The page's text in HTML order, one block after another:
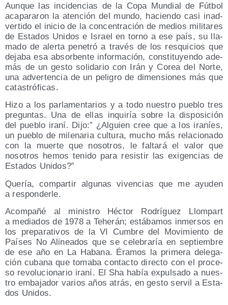
Aun­que las inci­den­cias de la Copa Mun­dial de Fút­bol
aca­pa­ra­ron la aten­ción del mun­do, hacien­do casi inad­
ver­ti­do el ini­cio de la con­cen­tra­ción de medios mili­ta­res
de Esta­dos Uni­dos e Israel en torno a ese país, su lla­
ma­do de aler­ta pene­tró a tra­vés de los res­qui­cios que
deja­ba esa absor­ben­te infor­ma­ción, cons­ti­tu­yen­do ade­
más de un ges­to soli­da­rio con Irán y Corea del Nor­te,
una adver­ten­cia de un peli­gro de dimen­sio­nes más que
catastróficas.
Hizo a los par­la­men­ta­rios y a todo nues­tro pue­blo tres
pre­gun­tas. Una de ellas inqui­ría sobre la dis­po­si­ción
del pue­blo ira­ní. Dijo:” ¿Alguien cree que a los ira­níes,
un pue­blo de mile­na­ria cul­tu­ra, mucho más rela­cio­na­do
con la muer­te que noso­tros, le fal­ta­rá el valor que
noso­tros hemos teni­do para resis­tir las exi­gen­cias de
Esta­dos Unidos?”
Que­ría, com­par­tir algu­nas viven­cias que me ayu­den
a responderle.
Acom­pa­ñé al minis­tro Héc­tor Rodrí­guez Llom­part
a media­dos de 1978 a Tehe­rán; está­ba­mos inmer­sos en
los pre­pa­ra­ti­vos de la VI Cum­bre del Movi­mien­to de
Paí­ses No Ali­nea­dos que se cele­bra­ría en sep­tiem­bre
de ese año en La Haba­na. Éra­mos la pri­me­ra dele­ga­
ción cuba­na que toma­ba con­tac­to direc­to con el pro­ce­
so revo­lu­cio­na­rio ira­ní. El Sha había expul­sa­do a nues­
tro emba­ja­dor varios años atrás, en ges­to ser­vil a Esta­
dos Unidos.